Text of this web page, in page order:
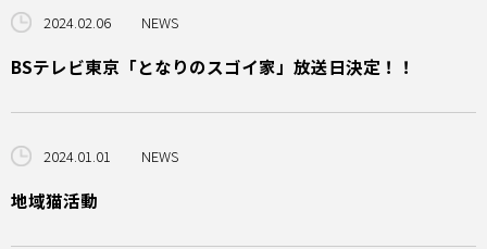
2024.02.06 NEWS
BSテレビ東京「となりのスゴイ家」放送日決定！！
2024.01.01 NEWS
地域猫活動